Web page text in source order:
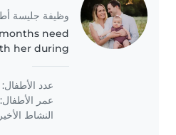
وظيفة جليسة
months need
her during
عدد الأطفال: 1
عمر الأطفال:
النشاط